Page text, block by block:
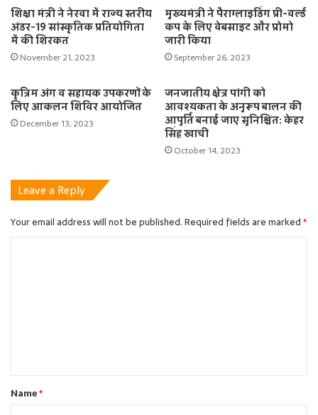
शिक्षा मंत्री ने नेरवा में राज्य स्तरीय
अंडर-19 सांस्कृतिक प्रतियोगिता
में की शिरकत
November 21, 2023
मुख्यमंत्री ने पैराग्लाइडिंग प्री-वर्ल्ड
कप के लिए वेबसाइट और प्रोमो
जारी किया
September 26, 2023
कृत्रिम अंग व सहायक उपकरणों के
लिए आकलन शिविर आयोजित
December 13, 2023
जनजातीय क्षेत्र पांगी को
आवश्यकता के अनुरूप बालन की
आपूर्ति बनाई जाए सुनिश्चित: केहर
सिंह खाची
October 14, 2023
Leave a Reply
Your email address will not be published.Required fields are marked*
t
*Name*